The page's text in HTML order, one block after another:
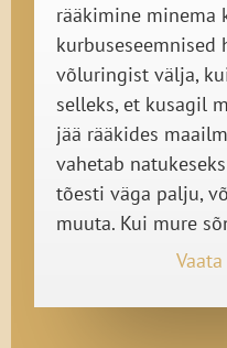
rääkimine minema
kurbuse­­seemnised
võluringist välja,
selleks, et kusagil
jää rääkides
vahetab
tõesti väga palju,
muuta. Kui mure
mille ma vabastan
leiutise, nii nagu